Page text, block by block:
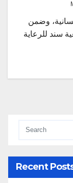
وضمن
سند للرعاية
Recent